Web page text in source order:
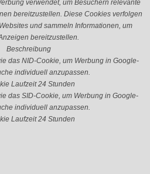
verwendet, um Besuchern relevante
bereitzustellen. Diese Cookies verfolgen
und sammeln Informationen, um
bereitzustellen.
Beschreibung
das NID-Cookie, um Werbung in Google-
individuell anzupassen.
Laufzeit 24 Stunden
das SID-Cookie, um Werbung in Google-
individuell anzupassen.
Laufzeit 24 Stunden